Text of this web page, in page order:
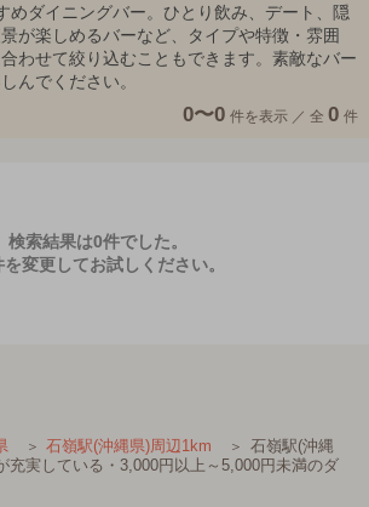
めダイニングバー。ひとり飲み、デート、隠
が楽しめるバーなど、タイプや特徴・雰囲
わせて絞り込むこともできます。素敵なバー
んでください。
0〜0 件を表示 ／ 全 0 件
検索結果は0件でした。
を変更してお試しください。
石嶺駅(沖縄県)周辺1km
石嶺駅(沖縄
充実している・3,000円以上～5,000円未満のダ